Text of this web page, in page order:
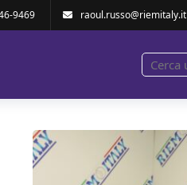
9469 raoul.russo@riemitaly.it
4000H